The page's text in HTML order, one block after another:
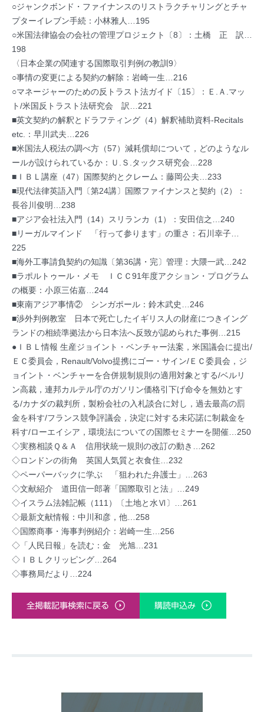
○ジャンクボンド・ファイナンスのリストラクチャリングとチャ
プターイレブン手続：小林雅人…195
○米国法律協会の会社の管理プロジェクト〔8〕：土橋 正 訳…
198
〈日本企業の関連する国際取引判例の教訓9〉
○事情の変更による契約の解除：岩崎一生…216
○マネージャーのための反トラスト法ガイド〔15〕：Ｅ.Ａ.マッ
ト/米国反トラスト法研究会 訳…221
■英文契約の解釈とドラフティング（4）解釈補助資料-Recitals
etc.：早川武夫…226
■米国法人税法の調べ方（57）減耗償却について，どのようなル
ールが設けられているか：Ｕ.Ｓ.タックス研究会…228
■ＩＢＬ講座（47）国際契約とクレーム：藤岡公夫…233
■現代法律英語入門〔第24講〕国際ファイナンスと契約（2）：
長谷川俊明…238
■アジア会社法入門（14）スリランカ（1）：安田信之…240
■リーガルマインド 「行って参ります」の重さ：石川幸子…
225
■海外工事請負契約の知識〔第36講・完〕管理：大隈一武…242
■ラポルトゥール・メモ ＩＣＣ91年度アクション・プログラム
の概要：小原三佑嘉…244
■東南アジア事情② シンガポール：鈴木武史…246
■渉外判例教室 日本で死亡したイギリス人の財産につきイング
ランドの相続準拠法から日本法へ反致が認められた事例…215
●ＩＢＬ情報 生産ジョイント・ベンチャー法案，米国議会に提出/
ＥＣ委員会，Renault/Volvo提携にゴー・サイン/ＥＣ委員会，ジ
ョイント・ベンチャーを合併規制規則の適用対象とする/ベルリ
ン高裁，連邦カルテル庁のガソリン価格引下げ命令を無効とす
る/カナダの裁判所，製粉会社の入札談合に対し，過去最高の罰
金を科す/フランス競争評議会，決定に対する未応諾に制裁金を
科す/ローエイシア，環境法についての国際セミナーを開催…250
◇実務相談Ｑ＆Ａ 信用状統一規則の改訂の動き…262
◇ロンドンの街角 英国人気質と衣食住…232
◇ペーパーバックに学ぶ 「狙われた弁護士」…263
◇文献紹介 道田信一郎著「国際取引と法」…249
◇イスラム法雑記帳（111）〔土地と水Ⅵ〕…261
◇最新文献情報：中川和彦，他…258
◇国際商事・海事判例紹介：岩崎一生…256
◇「人民日報」を読む：金 光旭…231
◇ＩＢＬクリッピング…264
◇事務局だより…224
全掲載記事検索に戻る 購読申込み